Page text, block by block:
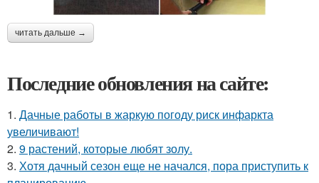
читать дальше →
Последние обновления на сайте:
1. Дачные работы в жаркую погоду риск инфаркта
увеличивают!
2. 9 растений, которые любят золу.
3. Хотя дачный сезон еще не начался, пора приступить к